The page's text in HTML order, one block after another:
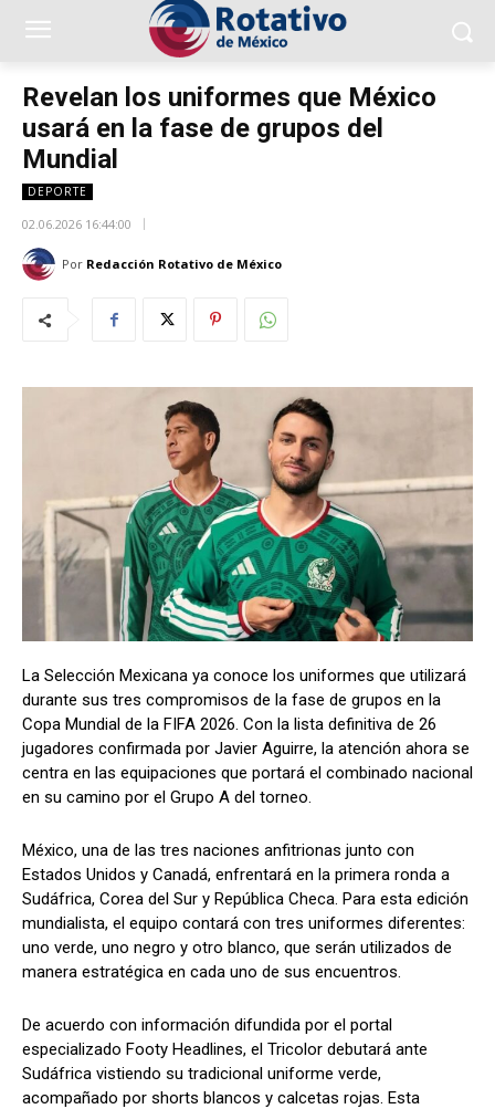
Revelan los uniformes que México
usará en la fase de grupos del
Mundial
DEPORTE
02.06.2026 16:44:00
Por Redacción Rotativo de México
La Selección Mexicana ya conoce los uniformes que utilizará
durante sus tres compromisos de la fase de grupos en la
Copa Mundial de la FIFA 2026. Con la lista definitiva de 26
jugadores confirmada por Javier Aguirre, la atención ahora se
centra en las equipaciones que portará el combinado nacional
en su camino por el Grupo A del torneo.
México, una de las tres naciones anfitrionas junto con
Estados Unidos y Canadá, enfrentará en la primera ronda a
Sudáfrica, Corea del Sur y República Checa. Para esta edición
mundialista, el equipo contará con tres uniformes diferentes:
uno verde, uno negro y otro blanco, que serán utilizados de
manera estratégica en cada uno de sus encuentros.
De acuerdo con información difundida por el portal
especializado Footy Headlines, el Tricolor debutará ante
Sudáfrica vistiendo su tradicional uniforme verde,
acompañado por shorts blancos y calcetas rojas. Esta